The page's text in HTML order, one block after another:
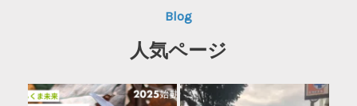
Blog
人気ページ